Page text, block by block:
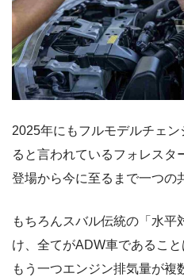
2025年にもフルモデルチェ
ると言われているフォレスタ
登場から今に至るまで一つの
もちろんスバル伝統の「水平
け、全てがADW車であること
もう一つエンジン排気量が複